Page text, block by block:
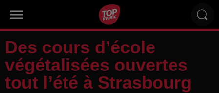
Des cours d’école
végétalisées ouvertes
tout l’été à Strasbourg